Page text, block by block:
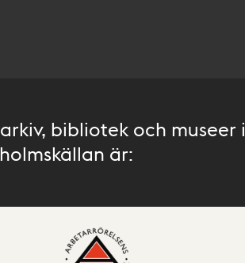
bibliotek och museer i
är: